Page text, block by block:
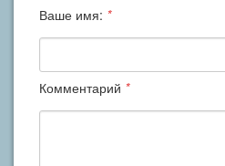
Ваше имя: *
Комментарий *